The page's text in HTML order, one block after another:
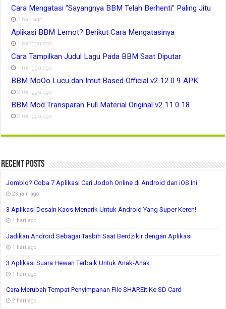
Cara Mengatasi “Sayangnya BBM Telah Berhenti” Paling Jitu
3 hari ago
Aplikasi BBM Lemot? Berikut Cara Mengatasinya
1 minggu ago
Cara Tampilkan Judul Lagu Pada BBM Saat Diputar
1 minggu ago
BBM MoOo Lucu dan Imut Based Official v2.12.0.9 APK
2 minggu ago
BBM Mod Transparan Full Material Original v2.11.0.18
2 minggu ago
Recent Posts
Jomblo? Coba 7 Aplikasi Cari Jodoh Online di Android dan iOS Ini
23 jam ago
3 Aplikasi Desain Kaos Menarik Untuk Android Yang Super Keren!
1 hari ago
Jadikan Android Sebagai Tasbih Saat Berdzikir dengan Aplikasi
1 hari ago
3 Aplikasi Suara Hewan Terbaik Untuk Anak-Anak
1 hari ago
Cara Merubah Tempat Penyimpanan File SHAREit Ke SD Card
2 hari ago